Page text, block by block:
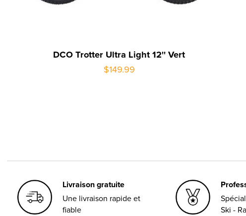
DCO Trotter Ultra Light 12'' Vert
$149.99
Livraison gratuite
Une livraison rapide et
fiable
Ski -